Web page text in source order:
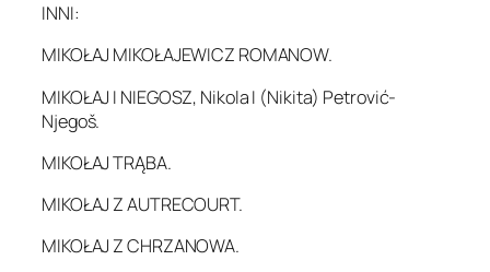
INNI:
MIKOŁAJ MIKOŁAJEWICZ ROMANOW.
MIKOŁAJ I NIEGOSZ, Nikola I (Nikita) Petrović-
Njegoš.
MIKOŁAJ TRĄBA.
MIKOŁAJ Z AUTRECOURT.
MIKOŁAJ Z CHRZANOWA.